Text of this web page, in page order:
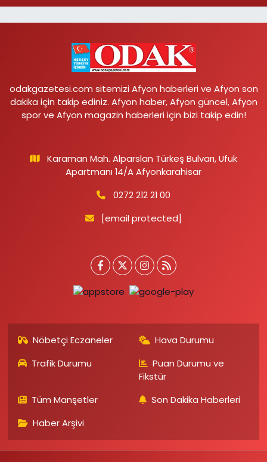
odakgazetesi.com sitemizi Afyon haberleri ve Afyon son
dakika için takip ediniz. Afyon haber, Afyon güncel, Afyon
spor ve Afyon magazin haberleri için bizi takip edin!
Karaman Mah. Alparslan Türkeş Bulvarı, Ufuk
Apartmanı 14/A Afyonkarahisar
0272 212 21 00
[email protected]
Nöbetçi Eczaneler
Hava Durumu
Trafik Durumu
Puan Durumu ve
Fikstür
Tüm Manşetler
Son Dakika Haberleri
Haber Arşivi